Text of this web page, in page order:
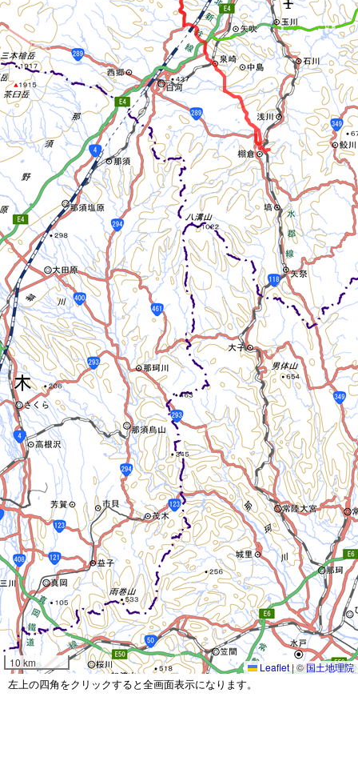
10 km Leaflet |©国土地理院
左上の四角をクリックすると全画面表示になります。